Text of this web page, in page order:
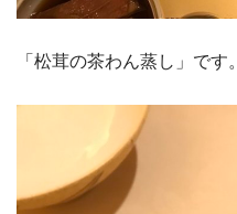
「松茸の茶わん蒸し」です。